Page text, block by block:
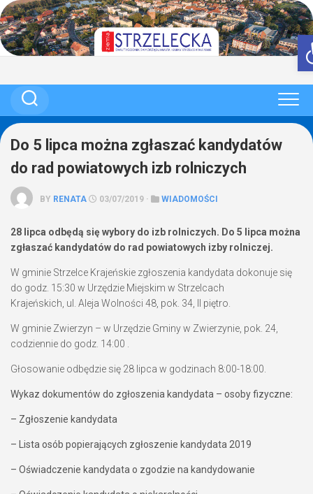
Skip
to
content
Do 5 lipca można zgłaszać kandydatów
do rad powiatowych izb rolniczych
BY RENATA 03/07/2019 · WIADOMOŚCI
28 lipca odbędą się wybory do izb rolniczych. Do 5 lipca można
zgłaszać kandydatów do rad powiatowych izby rolniczej.
W gminie Strzelce Krajeńskie zgłoszenia kandydata dokonuje się
do godz. 15:30 w Urzędzie Miejskim w Strzelcach
Krajeńskich, ul. Aleja Wolności 48, pok. 34, II piętro.
W gminie Zwierzyn – w Urzędzie Gminy w Zwierzynie, pok. 24,
codziennie do godz. 14:00 .
Głosowanie odbędzie się 28 lipca w godzinach 8:00-18:00.
Wykaz dokumentów do zgłoszenia kandydata – osoby fizyczne:
– Zgłoszenie kandydata
– Lista osób popierających zgłoszenie kandydata 2019
– Oświadczenie kandydata o zgodzie na kandydowanie